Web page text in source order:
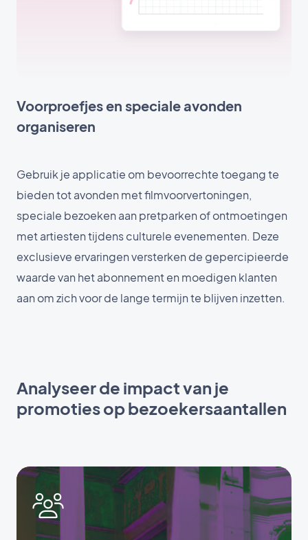
Voorproefjes en speciale avonden
organiseren
Gebruik je applicatie om bevoorrechte toegang te
bieden tot avonden met filmvoorvertoningen,
speciale bezoeken aan pretparken of ontmoetingen
met artiesten tijdens culturele evenementen. Deze
exclusieve ervaringen versterken de gepercipieerde
waarde van het abonnement en moedigen klanten
aan om zich voor de lange termijn te blijven inzetten.
Analyseer de impact van je
promoties op bezoekersaantallen